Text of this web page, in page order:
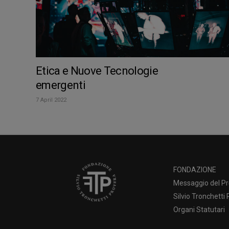
Etica e Nuove Tecnologie
emergenti
7 April 2022
FONDAZIONE
Messaggio del
Silvio Tronchetti
Organi Statutari